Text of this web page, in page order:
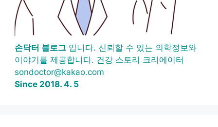
손닥터 블로그 입니다. 신뢰할 수 있는 의학정보와
이야기를 제공합니다. 건강 스토리 크리에이터
sondoctor@kakao.com
Since 2018. 4. 5